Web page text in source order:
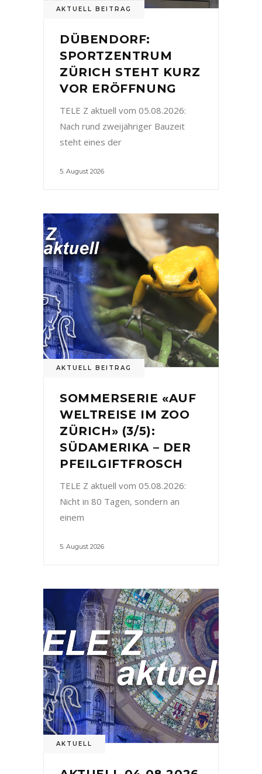
AKTUELL BEITRAG
DÜBENDORF:
SPORTZENTRUM
ZÜRICH STEHT KURZ
VOR ERÖFFNUNG
TELE Z aktuell vom 05.08.2026:
Nach rund zweijähriger Bauzeit
steht eines der
5. August 2026
AKTUELL BEITRAG
SOMMERSERIE «AUF
WELTREISE IM ZOO
ZÜRICH» (3/5):
SÜDAMERIKA – DER
PFEILGIFTFROSCH
TELE Z aktuell vom 05.08.2026:
Nicht in 80 Tagen, sondern an
einem
5. August 2026
AKTUELL